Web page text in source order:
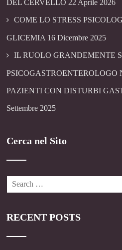
DEL CERVELLO 22 Aprile 2026
COME LO STRESS
GLICEMIA 16 Dicembre 2025
IL RUOLO GRANDEMENTE
PSICOGASTROENTEROLOGO
PAZIENTI CON DISTURBI
Settembre 2025
Cerca nel Sito
RECENT POSTS